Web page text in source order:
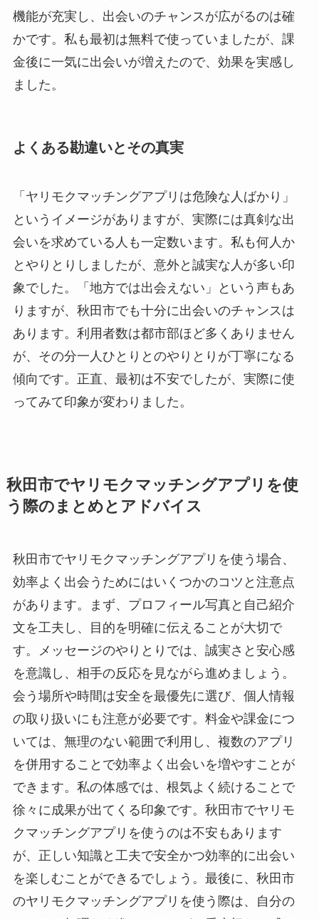
機能が充実し、出会いのチャンスが広がるのは確
かです。私も最初は無料で使っていましたが、課
金後に一気に出会いが増えたので、効果を実感し
ました。
よくある勘違いとその真実
「ヤリモクマッチングアプリは危険な人ばかり」
というイメージがありますが、実際には真剣な出
会いを求めている人も一定数います。私も何人か
とやりとりしましたが、意外と誠実な人が多い印
象でした。「地方では出会えない」という声もあ
りますが、秋田市でも十分に出会いのチャンスは
あります。利用者数は都市部ほど多くありません
が、その分一人ひとりとのやりとりが丁寧になる
傾向です。正直、最初は不安でしたが、実際に使
ってみて印象が変わりました。
秋田市でヤリモクマッチングアプリを使
う際のまとめとアドバイス
秋田市でヤリモクマッチングアプリを使う場合、
効率よく出会うためにはいくつかのコツと注意点
があります。まず、プロフィール写真と自己紹介
文を工夫し、目的を明確に伝えることが大切で
す。メッセージのやりとりでは、誠実さと安心感
を意識し、相手の反応を見ながら進めましょう。
会う場所や時間は安全を最優先に選び、個人情報
の取り扱いにも注意が必要です。料金や課金につ
いては、無理のない範囲で利用し、複数のアプリ
を併用することで効率よく出会いを増やすことが
できます。私の体感では、根気よく続けることで
徐々に成果が出てくる印象です。秋田市でヤリモ
クマッチングアプリを使うのは不安もあります
が、正しい知識と工夫で安全かつ効率的に出会い
を楽しむことができるでしょう。最後に、秋田市
のヤリモクマッチングアプリを使う際は、自分の